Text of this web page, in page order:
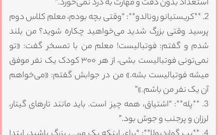
استعداد بدون دقت و مهارت به درد نمی‌خورد.”
2. **کریستیانو رونالدو**: “وقتی بچه بودم، معلم کلاس دوم
پرسید وقتی بزرگ شدید می‌خواهید چکاره شوید؟ من بلند
شدم و گفتم: فوتبالیست! معلم من با تمسخر گفت: «تو
نمی‌تونی فوتبالیست بشی، از هر ۳۰۰ کودک یک نفر موفق
میشه فوتبالیست بشه.» من در جوابش گفتم: «می‌خواهم
آن یک نفر من باشم.»”
3. **پله**: “اشتیاق، همه چیز است. باید مانند تارهای گیتار،
لرزان و پرجنب و جوش بود.”